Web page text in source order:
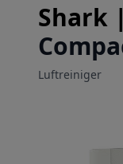
Shark |
Luftreiniger